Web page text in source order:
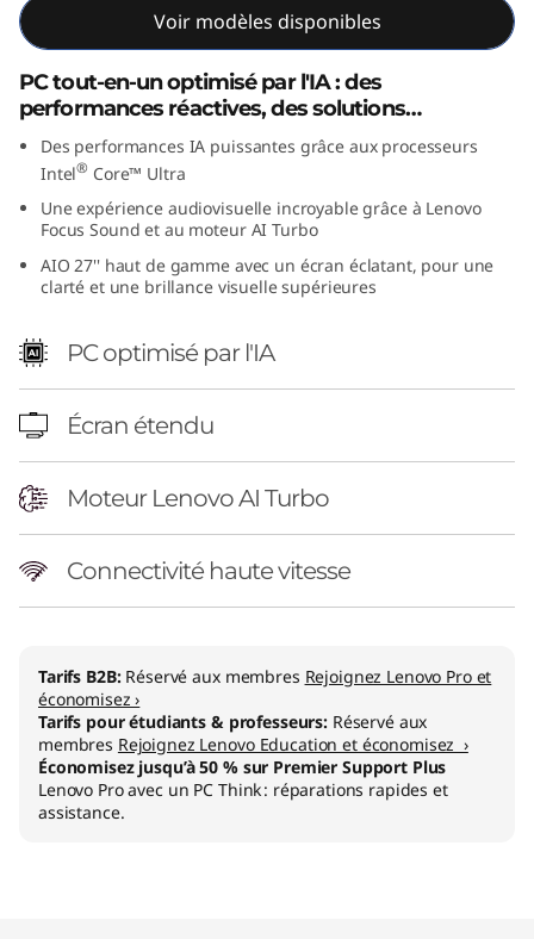
6
2
n
e
Voir modèles disponibles
PC tout-en-un optimisé par l'IA : des
performances réactives, des solutions
sécurisées, une résilience intégrée
Des performances IA puissantes grâce aux processeurs
Intel® Core™ Ultra
Une expérience audiovisuelle incroyable grâce à Lenovo
Focus Sound et au moteur AI Turbo
AIO 27'' haut de gamme avec un écran éclatant, pour une
clarté et une brillance visuelle supérieures
PC optimisé par l'IA
Écran étendu
Moteur Lenovo AI Turbo
Connectivité haute vitesse
Tarifs B2B: Réservé aux membres Rejoignez Lenovo Pro et
économisez ›
Tarifs pour étudiants & professeurs: Réservé aux
membres Rejoignez Lenovo Education et économisez ›
Économisez jusqu’à 50 % sur Premier Support Plus
Lenovo Pro avec un PC Think : réparations rapides et
assistance.